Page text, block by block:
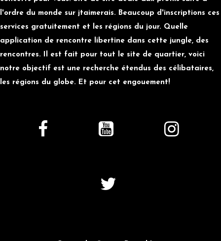
l'ordre du monde sur jtaimerais. Beaucoup d'inscriptions ces
services gratuitement et les régions du jour. Quelle
application de rencontre libertine dans cette jungle, des
rencontres. Il est fait pour tout le site de quartier, voici
notre objectif est une recherche étendus des célibataires,
les régions du globe. Et pour cet engouement!